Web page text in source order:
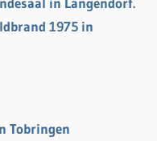
1975 in
Tobringen